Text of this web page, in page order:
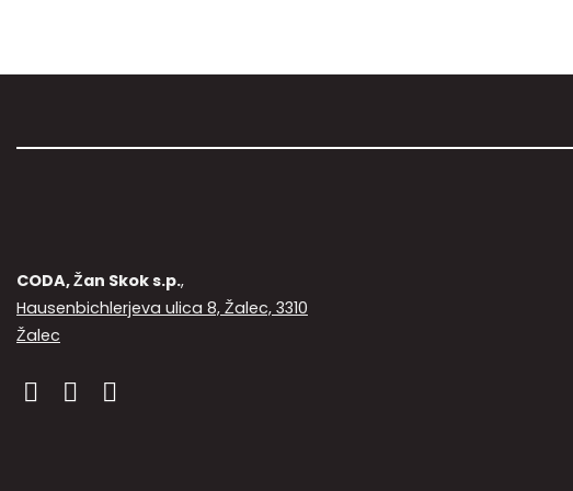
CODA, Žan Skok s.p.,
Hausenbichlerjeva ulica 8, Žalec, 3310
Žalec